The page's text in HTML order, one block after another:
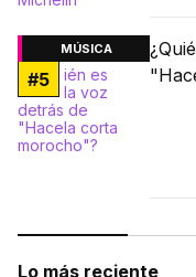
MÚSICA
#5
Lo más reciente